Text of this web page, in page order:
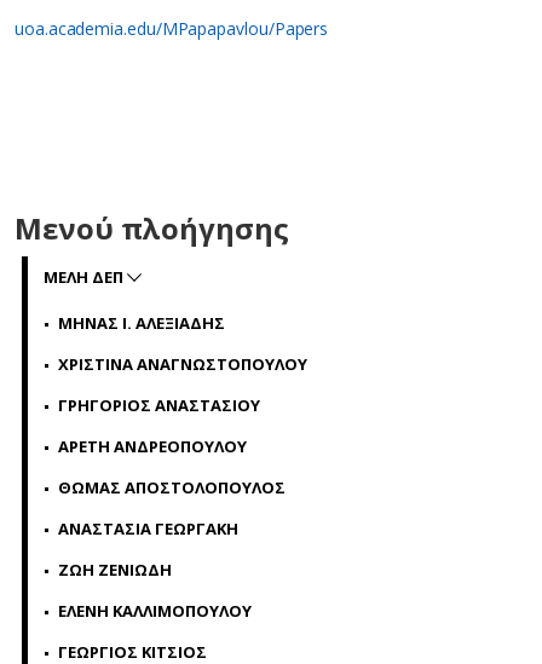
uoa.academia.edu/MPapapavlou/Papers
Μενού πλοήγησης
ΜΕΛΗ ΔΕΠ
ΜΗΝΑΣ Ι. ΑΛΕΞΙΑΔΗΣ
ΧΡΙΣΤΙΝΑ ΑΝΑΓΝΩΣΤΟΠΟΥΛΟΥ
ΓΡΗΓΟΡΙΟΣ ΑΝΑΣΤΑΣΙΟΥ
ΑΡΕΤΗ ΑΝΔΡΕΟΠΟΥΛΟΥ
ΘΩΜΑΣ ΑΠΟΣΤΟΛΟΠΟΥΛΟΣ
ΑΝΑΣΤΑΣΙΑ ΓΕΩΡΓΑΚΗ
ΖΩΗ ΖΕΝΙΩΔΗ
ΕΛΕΝΗ ΚΑΛΛΙΜΟΠΟΥΛΟΥ
ΓΕΩΡΓΙΟΣ ΚΙΤΣΙΟΣ